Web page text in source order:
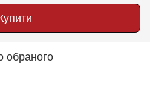
обраного